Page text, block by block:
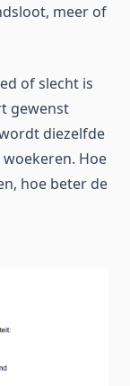
meer of
of slecht is
gewenst
diezelfde
Hoe
hoe beter de